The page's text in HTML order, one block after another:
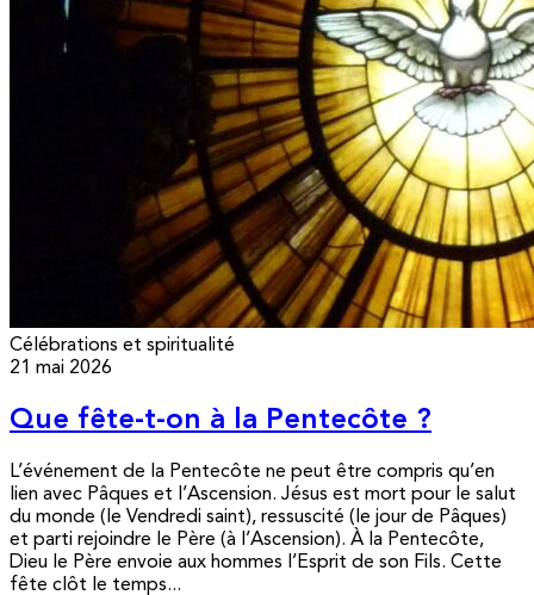
Célébrations et spiritualité
21 mai 2026
Que fête-t-on à la Pentecôte ?
L’événement de la Pentecôte ne peut être compris qu’en
lien avec Pâques et l’Ascension. Jésus est mort pour le salut
du monde (le Vendredi saint), ressuscité (le jour de Pâques)
et parti rejoindre le Père (à l’Ascension). À la Pentecôte,
Dieu le Père envoie aux hommes l’Esprit de son Fils. Cette
fête clôt le temps...